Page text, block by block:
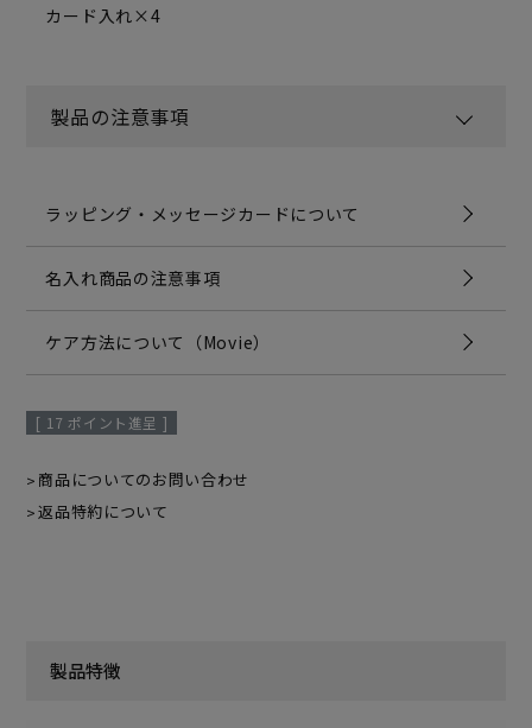
カード入れ×4
製品の注意事項
ラッピング・メッセージカードについて
名入れ商品の注意事項
ケア方法について（Movie）
[ 17 ポイント進呈 ]
商品についてのお問い合わせ
返品特約について
製品特徴